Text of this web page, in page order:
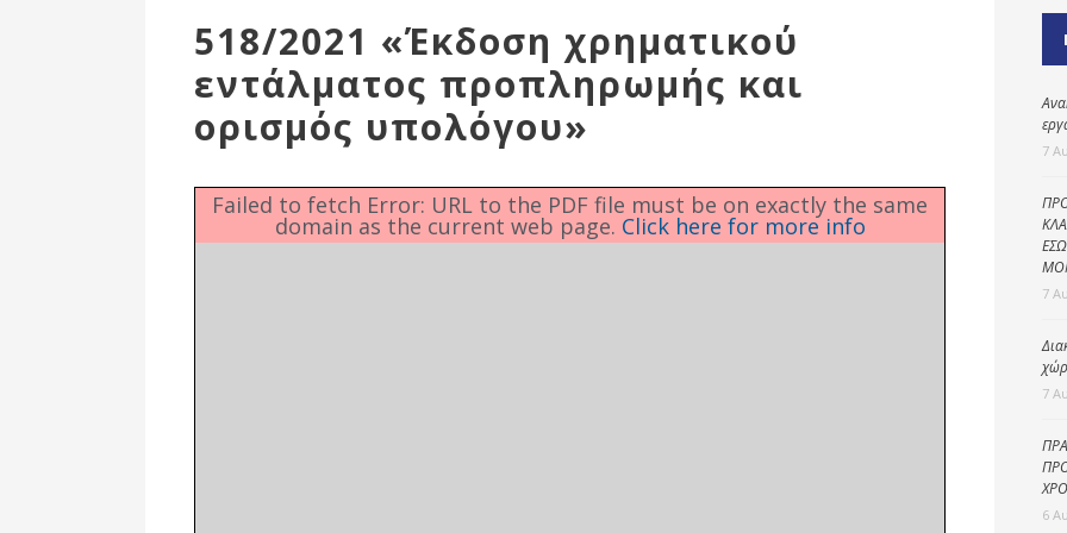
Δημοτικές
Ενότητες
προστασία
518/2021 «Έκδοση χρηματικού
εντάλματος προπληρωμής και
ορισμός υπολόγου»
Failed to fetch Error: URL to the PDF file must be on exactly the same
domain as the current web page. Click here for more info
7
7
7
6